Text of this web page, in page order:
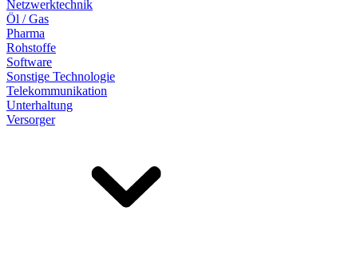
Netzwerktechnik
Öl / Gas
Pharma
Rohstoffe
Software
Sonstige Technologie
Telekommunikation
Unterhaltung
Versorger